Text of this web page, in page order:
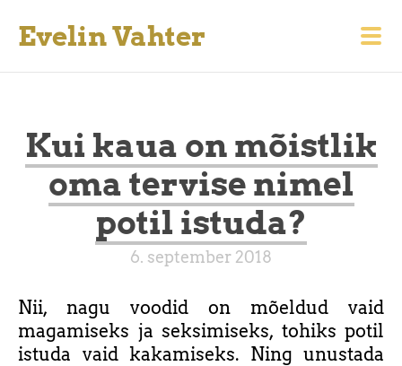
Evelin Vahter
Kui kaua on mõistlik
oma tervise nimel
potil istuda?
6. september 2018
Nii, nagu voodid on mõeldud vaid
magamiseks ja seksimiseks, tohiks potil
istuda vaid kakamiseks. Ning unustada